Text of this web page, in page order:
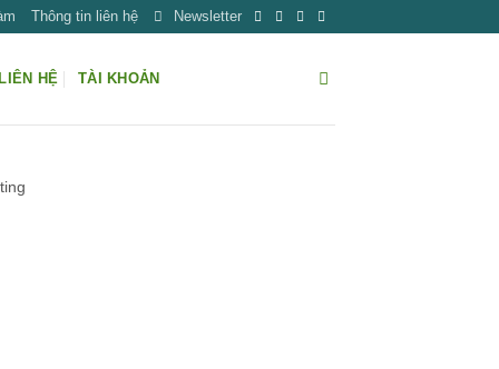
Thông tin liên hệ Newsletter
HỆ TÀI KHOẢN